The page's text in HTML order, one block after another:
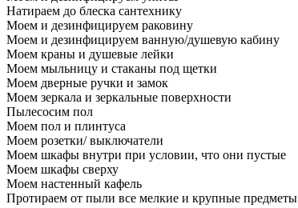
Натираем до блеска сантехнику
Моем и дезинфицируем раковину
Моем и дезинфицируем ванную/душевую кабину
Моем краны и душевые лейки
Моем мыльницу и стаканы под щетки
Моем дверные ручки и замок
Моем зеркала и зеркальные поверхности
Пылесосим пол
Моем пол и плинтуса
Моем розетки/ выключатели
Моем шкафы внутри при условии, что они пустые
Моем шкафы сверху
Моем настенный кафель
Протираем от пыли все мелкие и крупные предметы